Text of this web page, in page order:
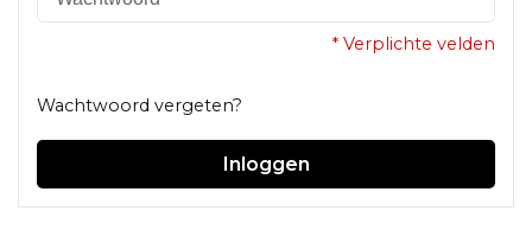
* Verplichte velden
Wachtwoord vergeten?
Inloggen